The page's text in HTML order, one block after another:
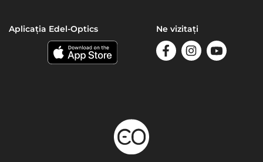
Aplicația Edel-Optics Ne vizitați